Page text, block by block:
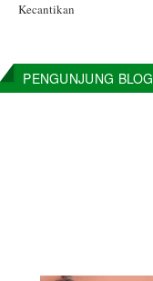
Kecantikan
PENGUNJUNG BLOG